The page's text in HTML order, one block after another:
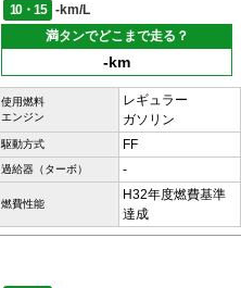
10・15
-km/L
満タンでどこまで走る？
-km
使用燃料
エンジン
レギュラー
ガソリン
駆動方式 FF
過給器（ターボ） -
燃費性能
H32年度燃費基準
達成